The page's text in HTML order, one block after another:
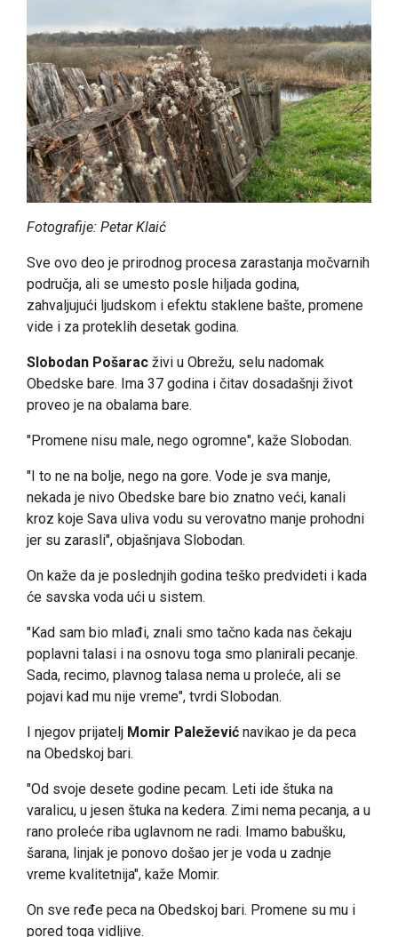
Fotografije: Petar Klaić
Sve ovo deo je prirodnog procesa zarastanja močvarnih
područja, ali se umesto posle hiljada godina,
zahvaljujući ljudskom i efektu staklene bašte, promene
vide i za proteklih desetak godina.
Slobodan Pošarac živi u Obrežu, selu nadomak
Obedske bare. Ima 37 godina i čitav dosadašnji život
proveo je na obalama bare.
"Promene nisu male, nego ogromne", kaže Slobodan.
"I to ne na bolje, nego na gore. Vode je sva manje,
nekada je nivo Obedske bare bio znatno veći, kanali
kroz koje Sava uliva vodu su verovatno manje prohodni
jer su zarasli", objašnjava Slobodan.
On kaže da je poslednjih godina teško predvideti i kada
će savska voda ući u sistem.
"Kad sam bio mlađi, znali smo tačno kada nas čekaju
poplavni talasi i na osnovu toga smo planirali pecanje.
Sada, recimo, plavnog talasa nema u proleće, ali se
pojavi kad mu nije vreme", tvrdi Slobodan.
I njegov prijatelj Momir Paležević navikao je da peca
na Obedskoj bari.
"Od svoje desete godine pecam. Leti ide štuka na
varalicu, u jesen štuka na kedera. Zimi nema pecanja, a u
rano proleće riba uglavnom ne radi. Imamo babušku,
šarana, linjak je ponovo došao jer je voda u zadnje
vreme kvalitetnija", kaže Momir.
On sve ređe peca na Obedskoj bari. Promene su mu i
pored toga vidljive.